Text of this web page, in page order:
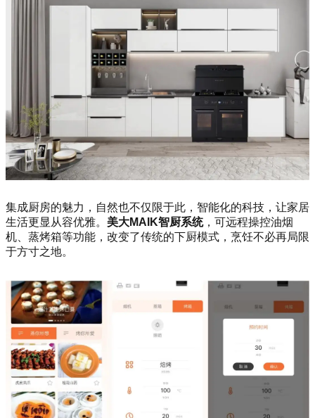
集成厨房的魅力，自然也不仅限于此，智能化的科技，让家居
生活更显从容优雅。 美大MAIK智厨系统，可远程操控油烟
机、蒸烤箱等功能，改变了传统的下厨模式，烹饪不必再局限
于方寸之地。